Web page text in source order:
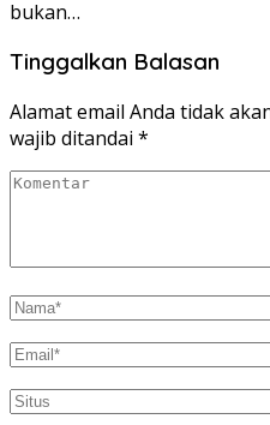
bukan…
Tinggalkan Balasan
Alamat email Anda tidak
wajib ditandai *